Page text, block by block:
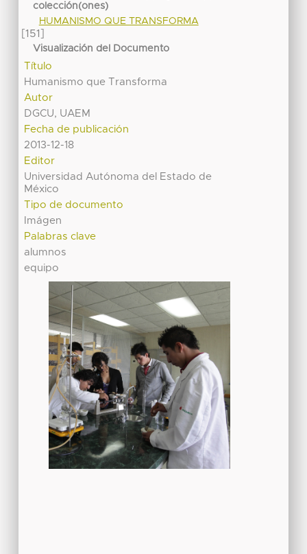
colección(ones)
HUMANISMO QUE TRANSFORMA
[151]
Visualización del Documento
Título
Humanismo que Transforma
Autor
DGCU, UAEM
Fecha de publicación
2013-12-18
Editor
Universidad Autónoma del Estado de
México
Tipo de documento
Imágen
Palabras clave
alumnos
equipo